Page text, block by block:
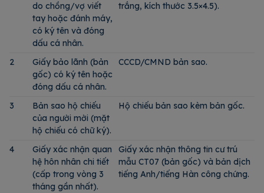
do chồng/vợ viết
tay hoặc đánh máy,
có ký tên và đóng
dấu cá nhân.
trắng, kích thước 3.5×4.5).
2
Giấy bảo lãnh (bản
gốc) có ký tên hoặc
đóng dấu cá nhân.
CCCD/CMND bản sao.
3
Bản sao hộ chiếu
của người mời (mặt
hộ chiếu có chữ ký).
Hộ chiếu bản sao kèm bản gốc.
4
Giấy xác nhận quan
hệ hôn nhân chi tiết
(cấp trong vòng 3
tháng gần nhất).
Giấy xác nhận thông tin cư trú
mẫu CT07 (bản gốc) và bản dịch
tiếng Anh/tiếng Hàn công chứng.